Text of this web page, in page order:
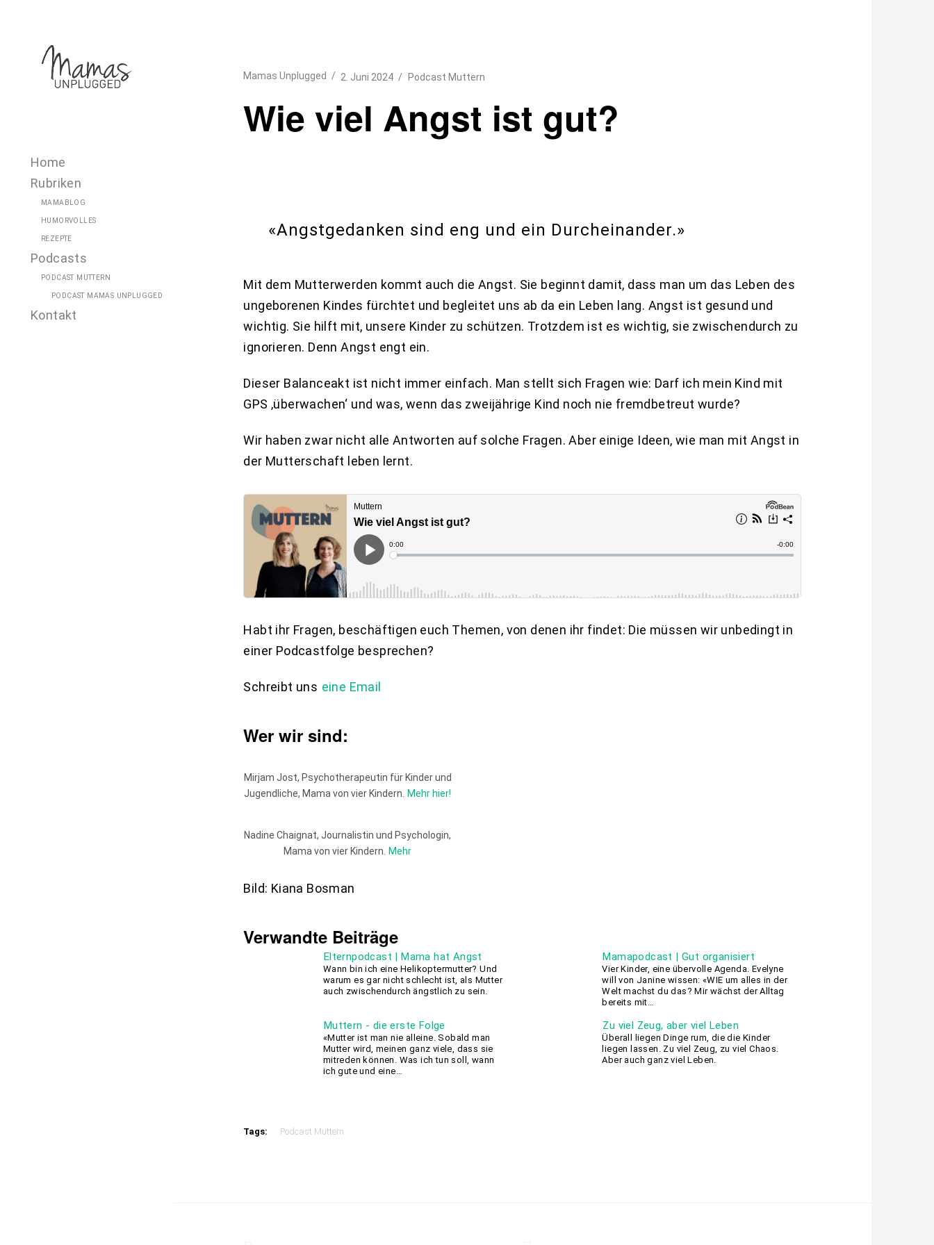
Home
Rubriken
MAMABLOG
HUMORVOLLES
REZEPTE
Podcasts
PODCAST MUTTERN
PODCAST MAMAS UNPLUGGED
Kontakt
Mamas Unplugged 2. Juni 2024 Podcast Muttern
Wie viel Angst ist gut?
«Angstgedanken sind eng und ein Durcheinander.»
Mit dem Mutterwerden kommt auch die Angst. Sie beginnt damit, dass man um das Leben des
ungeborenen Kindes fürchtet und begleitet uns ab da ein Leben lang. Angst ist gesund und
wichtig. Sie hilft mit, unsere Kinder zu schützen. Trotzdem ist es wichtig, sie zwischendurch zu
ignorieren. Denn Angst engt ein.
Dieser Balanceakt ist nicht immer einfach. Man stellt sich Fragen wie: Darf ich mein Kind mit
GPS ‚überwachen‘ und was, wenn das zweijährige Kind noch nie fremdbetreut wurde?
Wir haben zwar nicht alle Antworten auf solche Fragen. Aber einige Ideen, wie man mit Angst in
der Mutterschaft leben lernt.
Habt ihr Fragen, beschäftigen euch Themen, von denen ihr findet: Die müssen wir unbedingt in
einer Podcastfolge besprechen?
Schreibt uns eine Email
Wer wir sind:
Mirjam Jost, Psychotherapeutin für Kinder und
Jugendliche, Mama von vier Kindern.
Mehr hier!
Nadine Chaignat, Journalistin und Psychologin,
Mama von vier Kindern. Mehr
Bild: Kiana Bosman
Verwandte Beiträge
Elternpodcast | Mama hat Angst
Wann bin ich eine Helikoptermutter? Und
warum es gar nicht schlecht ist, als Mutter
auch zwischendurch ängstlich zu sein.
Mamapodcast | Gut organisiert
Vier Kinder, eine übervolle Agenda. Evelyne
will von Janine wissen: «WIE um alles in der
Welt machst du das? Mir wächst der Alltag
bereits mit…
Muttern - die erste Folge
«Mutter ist man nie alleine. Sobald man
Mutter wird, meinen ganz viele, dass sie
mitreden können. Was ich tun soll, wann
ich gute und eine…
Zu viel Zeug, aber viel Leben
Überall liegen Dinge rum, die die Kinder
liegen lassen. Zu viel Zeug, zu viel Chaos.
Aber auch ganz viel Leben.
Tags: Podcast Muttern